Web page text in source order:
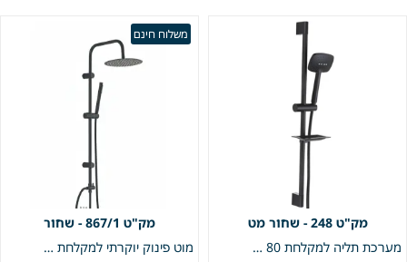
248 - שחור מט
מערכת תליה למקלחת 80 ס"מ שחור מט מק"ט 248
משלוח חינם
867/1 - שחור
מוט פינוק יוקרתי למקלחת | שחור | מק"ט 867/1